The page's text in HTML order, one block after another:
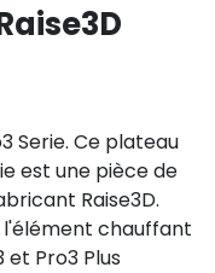
Serie. Ce plateau
est une pièce de
Raise3D.
chauffant
Pro3 Plus